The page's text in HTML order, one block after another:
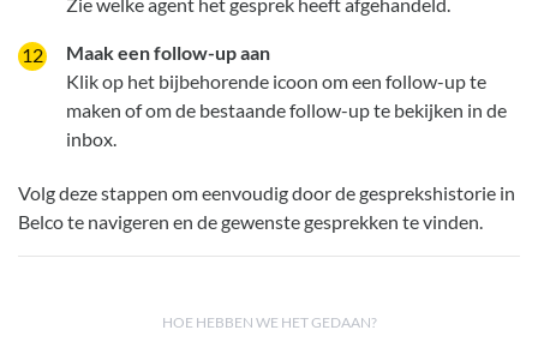
Maak een follow-up aan
Klik op het bijbehorende icoon om een follow-up te
maken of om de bestaande follow-up te bekijken in de
inbox.
Volg deze stappen om eenvoudig door de gesprekshistorie in
Belco te navigeren en de gewenste gesprekken te vinden.
HOE HEBBEN WE HET GEDAAN?